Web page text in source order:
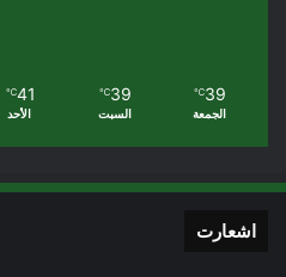
39
℃
الجمعة
39
℃
السبت
41
℃
الأحد
اشعارت